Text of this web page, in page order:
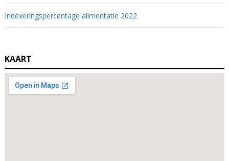
Indexeringspercentage alimentatie 2022
KAART